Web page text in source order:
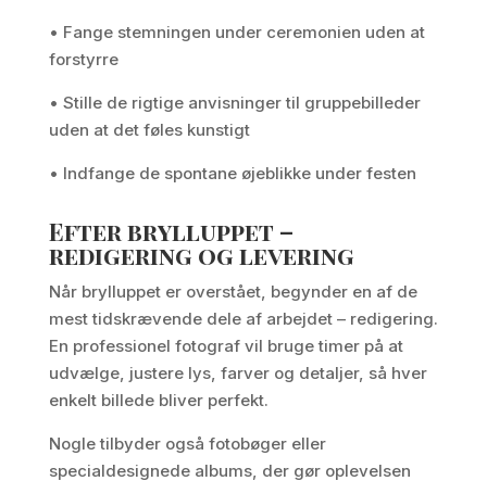
• Fange stemningen under ceremonien uden at
forstyrre
• Stille de rigtige anvisninger til gruppebilleder
uden at det føles kunstigt
• Indfange de spontane øjeblikke under festen
Efter brylluppet –
redigering og levering
Når brylluppet er overstået, begynder en af de
mest tidskrævende dele af arbejdet – redigering.
En professionel fotograf vil bruge timer på at
udvælge, justere lys, farver og detaljer, så hver
enkelt billede bliver perfekt.
Nogle tilbyder også fotobøger eller
specialdesignede albums, der gør oplevelsen